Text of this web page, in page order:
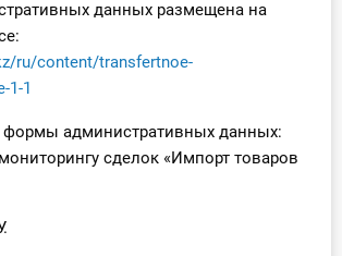
данных размещена на
ru/content/transfertnoe-
1-1
административных данных:
сделок «Импорт товаров